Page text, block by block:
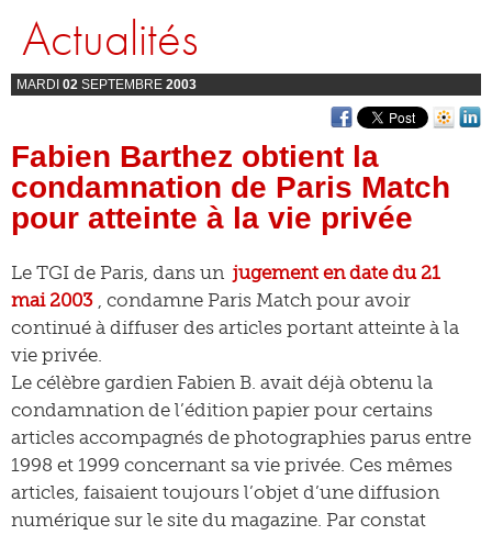
Actualités
MARDI 02 SEPTEMBRE 2003
Fabien Barthez obtient la
condamnation de Paris Match
pour atteinte à la vie privée
Le TGI de Paris, dans un jugement en date du 21
mai 2003 , condamne Paris Match pour avoir
continué à diffuser des articles portant atteinte à la
vie privée.
Le célèbre gardien Fabien B. avait déjà obtenu la
condamnation de l’édition papier pour certains
articles accompagnés de photographies parus entre
1998 et 1999 concernant sa vie privée. Ces mêmes
articles, faisaient toujours l’objet d’une diffusion
numérique sur le site du magazine. Par constat